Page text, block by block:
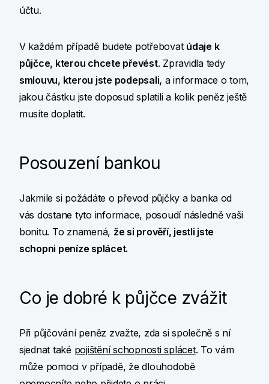
účtu.
V každém případě budete potřebovat údaje k
půjčce, kterou chcete převést. Zpravidla tedy
smlouvu, kterou jste podepsali, a informace o tom,
jakou částku jste doposud splatili a kolik peněz ještě
musíte doplatit.
Posouzení bankou
Jakmile si požádáte o převod půjčky a banka od
vás dostane tyto informace, posoudí následně vaši
bonitu. To znamená, že si prověří, jestli jste
schopni peníze splácet.
Co je dobré k půjčce zvážit
Při půjčování peněz zvažte, zda si společně s ní
sjednat také pojištění schopnosti splácet. To vám
může pomoci v případě, že dlouhodobě